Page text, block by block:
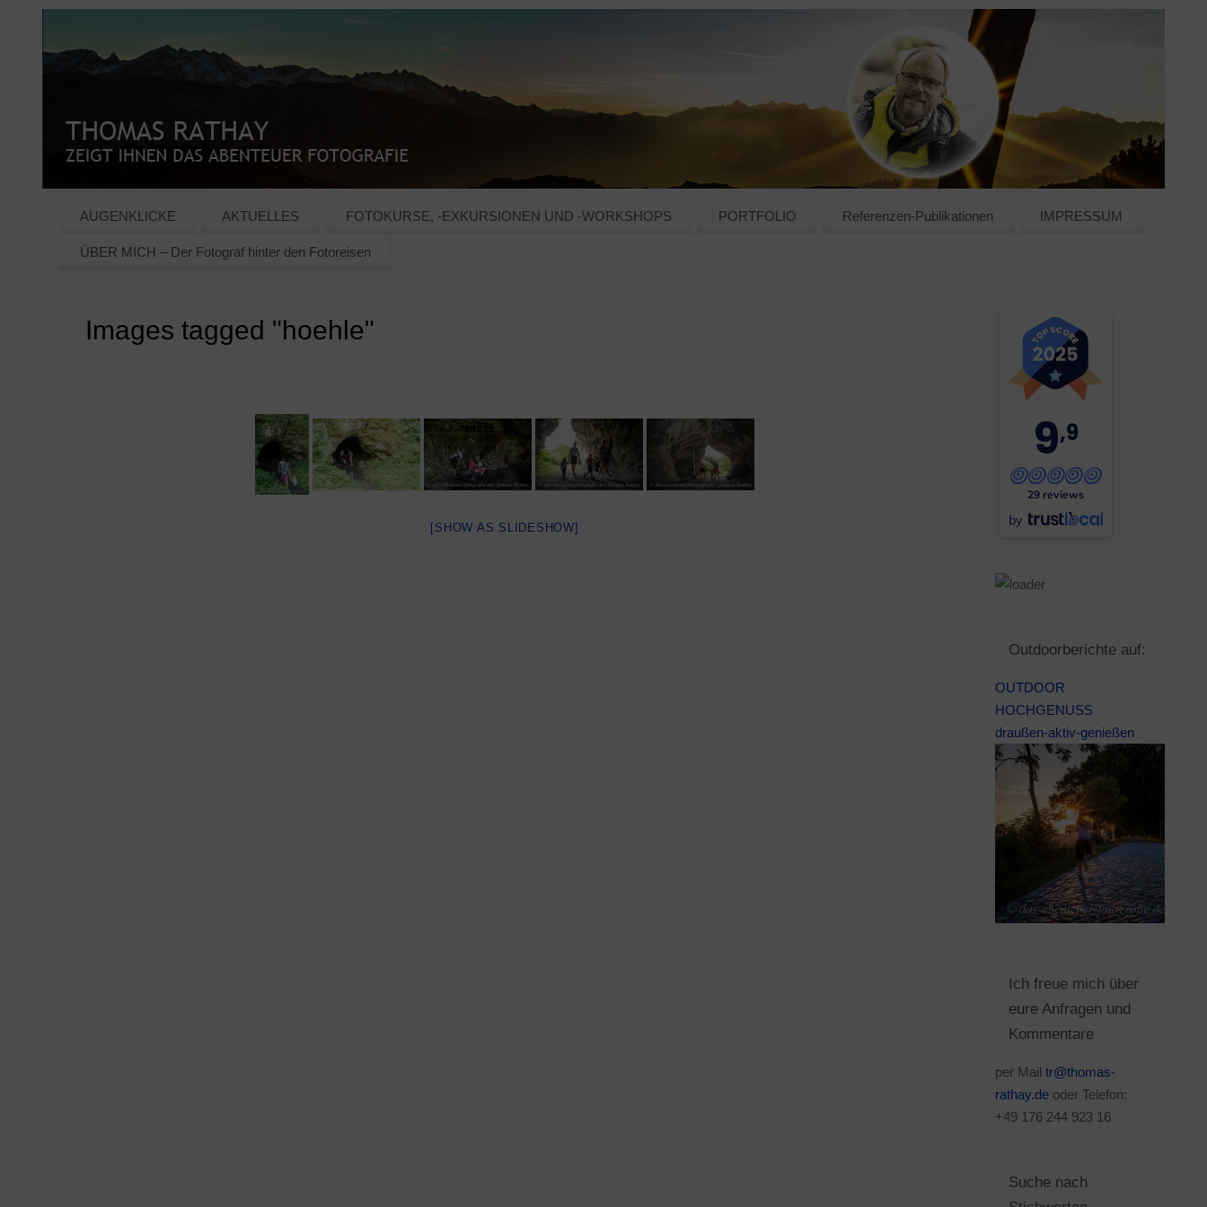
AUGENKLICKE AKTUELLES FOTOKURSE, -EXKURSIONEN UND -WORKSHOPS PORTFOLIO Referenzen-Publikationen IMPRESSUM
ÜBER MICH – Der Fotograf hinter den Fotoreisen
Images tagged "hoehle"
[SHOW AS SLIDESHOW]
9,9
29 reviews
by
Outdoorberichte auf:
OUTDOOR
HOCHGENUSS
draußen-aktiv-genießen
Ich freue mich über
eure Anfragen und
Kommentare
per Mail tr@thomas-
rathay.de oder Telefon:
+49 176 244 923 16
Suche nach